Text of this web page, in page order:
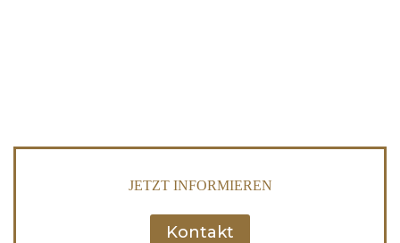
JETZT INFORMIEREN
Kontakt